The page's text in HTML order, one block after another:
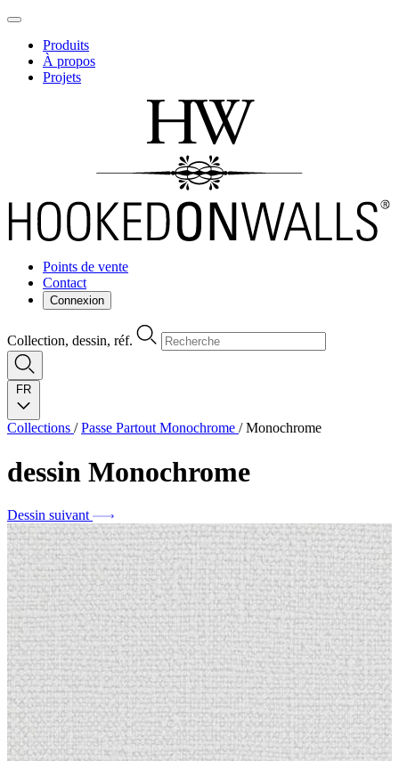
Produits
À propos
Projets
Points de vente
Contact
Connexion
Collection, dessin, réf.
FR
Collections / Passe Partout Monochrome / Monochrome
dessin Monochrome
Dessin suivant